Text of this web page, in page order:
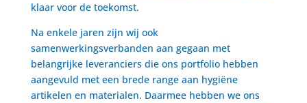
klaar voor de toekomst.
Na enkele jaren zijn wij ook
samenwerkingsverbanden aan gegaan met
belangrijke leveranciers die ons portfolio hebben
aangevuld met een brede range aan hygiëne
artikelen en materialen. Daarmee hebben we ons